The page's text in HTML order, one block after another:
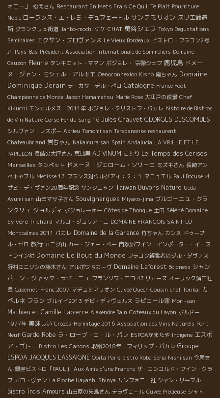
ォニー」
松岡さん Restaurant En Mets Frais Ce Qu'Il Te Plaît Pourriture
Noble ローランス・エ・レミ・デュフェートル サンテミリオン スリエ醸造
所 グランクリュ街道 Janbo-mochi ケケ CHAT 萬谷シェフ Tokyo Degustations
Séminaires エクサン・プロヴァンス Le Vieux Bordeaux ビストロ・フラコン2号
店 Pays-Bas Président Association Internationale de Sommeliers Domaine
Cauzon Fleurie タンキエット・ママン ボジョレ・ 宗像シェフ 鹿児島 ドメー
ヌ・ジャン・ミシェル・アルキエ Oenoconnexion Kisho 南ちゃん Domaine
Dominique Derain ラ・カサ・デル・ぺロ Catalogne France Foot
Championne de Monde Japon Hamamatsu Marie Rose 大江戸の夜景 Chef
Kikuchi モンカルメス 2011年 ボジョレ・クリストフ・パカレ histoire de Bistros
de Vin Nature Corse Fer du Sang 16 Jules Chauvet GEORGES DESCOMBES
シルヴァン・レスポー Abrieu Tomomi san Teradanonke restaurent
Chateaubriand 岩ちゃん Nakamura san Spain Andalucia LA VRILLE ET LE
PAPILLON 長崎の大坪さん 恵比寿 AD VINUM ことり Le Temps des Cerises
Marseilles タンペット ドメーヌ・ジェローム・ソリーニ ミズキさん 長崎アン
ペキャブル Metisse 17 フランス対ウルグアイ：２：１ マニュエル Paul Bocuse オ
ザミ・デ・ヴァン20周年記念 サンシニャン Taiwan Buvons Nature Ueda
Ayumi san 山田マサ子さん Souvignargues Miyako-jima ブルゴーニュ・グラ
ンクリュ ジョルディ ボジョレーォー Côtes de Thongue 土田 Séléné Domaine
Sylvère Trichard マルコ・ジュリアーニ DOMAINE FRANCOIS SAINT-LO
Montcalmès 2011 パカレ Domaine de la Garance 竹ちゃん カンヌ ドゥーブ
ル・ゼロ 旅行 カニグ山 カー・ジェー・ベー 自然派ワイン・インポーター・イース
トライン社 Domaine Le Bout du Monde フラコン経営者のジル・ダヴァス
野村ユニソンの藤木さん アルボワ 9カーヴ Domaine Laforest Boldness シャン
パーン・ジャック・ラセーニュ フランソワ・エコ 47 リカーズ オーリック濱田社
長 Cabernet-Franc 2007 マチュとマリオン Cuveé Ouech Cousin chef Torikai カ
ベルネ フラン ブルイイ2013 デビ・ディヴェルス ラピエール家 Mori-san
Mathieu et Camille Lapierre Alexendre Bain Coteaux du Layon ボルドー
1977年 美味しい Crozes-Hermitage 2016 Association des Vins Naturels Pont
Neuf Garde Robe ラ・ローブ・エ・ル・パレ ESPOAかまたや Indigene エスポ
ア・ゴトー Bistro Les Canons 収穫2018年・フィリップ・パカレ Groupe
ESPOA JACQUES LASSAIGNE Ooita Paris bistro Roba Seria Nishi san 今尾さ
ん 銀座ビストロ「PAUL」 Aux Amis d’une Franche ザ・コンコルド・ワイン・クラ
ブ ガロ・ヴァン La Pioche Hayashi Shinya サンフォニー社 シャン・リーブル
Bistro Trois Amours 山田屋の矢島さん テラヴェール Cuveé Précieuse シャト